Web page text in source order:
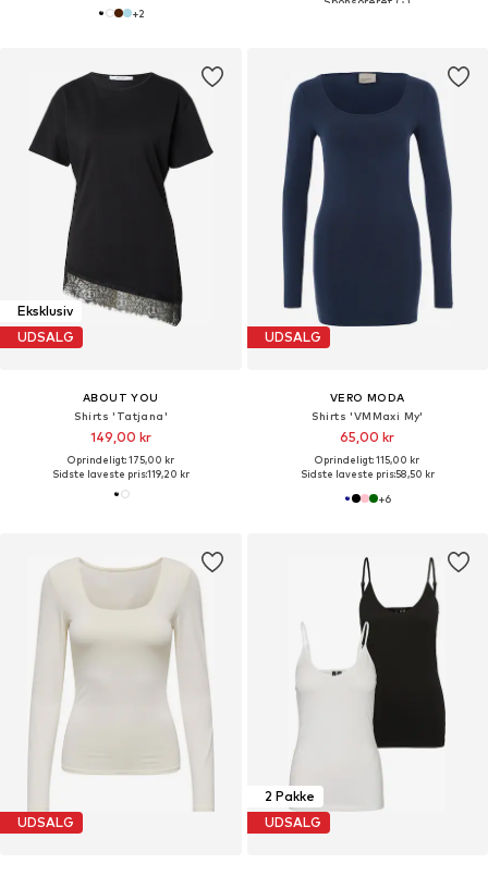
+2
Eksklusiv
UDSALG
ABOUT YOU
Shirts 'Tatjana'
149,00 kr
Oprindeligt: 175,00 kr
Sidste laveste pris:119,20 kr
UDSALG
VERO MODA
Shirts 'VMMaxi My'
65,00 kr
Oprindeligt: 115,00 kr
Sidste laveste pris:58,50 kr
+6
UDSALG
2 Pakke
UDSALG